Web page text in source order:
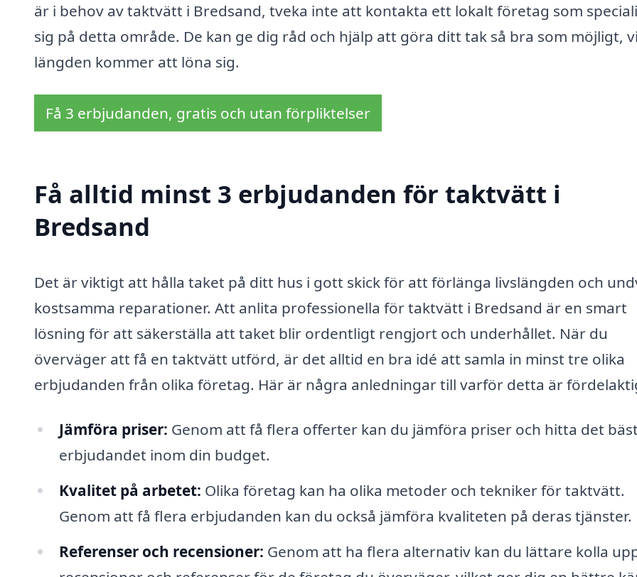
är i behov av taktvätt i Bredsand, tveka inte att kontakta ett lokalt företag som
sig på detta område. De kan ge dig råd och hjälp att göra ditt tak så bra som möjligt,
längden kommer att löna sig.
Få 3 erbjudanden, gratis och utan förpliktelser
Få alltid minst 3 erbjudanden för taktvätt i
Bredsand
Det är viktigt att hålla taket på ditt hus i gott skick för att förlänga livslängden och
kostsamma reparationer. Att anlita professionella för taktvätt i Bredsand är en smart
lösning för att säkerställa att taket blir ordentligt rengjort och underhållet. När du
överväger att få en taktvätt utförd, är det alltid en bra idé att samla in minst tre olika
erbjudanden från olika företag. Här är några anledningar till varför detta är
Jämföra priser: Genom att få flera offerter kan du jämföra priser och hitta det
erbjudandet inom din budget.
Kvalitet på arbetet: Olika företag kan ha olika metoder och tekniker för taktvätt.
Genom att få flera erbjudanden kan du också jämföra kvaliteten på deras tjänster.
Referenser och recensioner: Genom att ha flera alternativ kan du lättare kolla